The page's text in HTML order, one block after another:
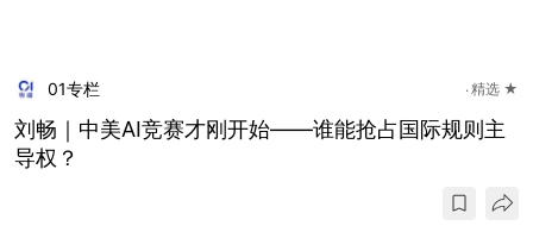
01专栏 精选 ★
刘畅｜中美AI竞赛才刚开始——谁能抢占国际规则主
导权？